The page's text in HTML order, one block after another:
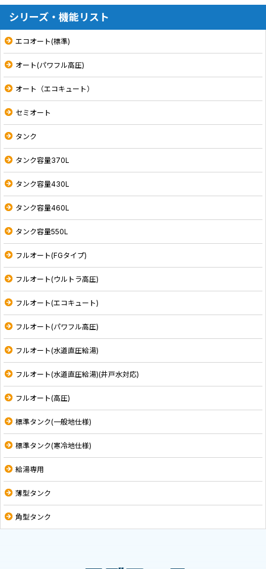
シリーズ・機能リスト
エコオート(標準)
オート(パワフル高圧)
オート（エコキュート）
セミオート
タンク
タンク容量370L
タンク容量430L
タンク容量460L
タンク容量550L
フルオート(FGタイプ)
フルオート(ウルトラ高圧)
フルオート(エコキュート)
フルオート(パワフル高圧)
フルオート(水道直圧給湯)
フルオート(水道直圧給湯)(井戸水対応)
フルオート(高圧)
標準タンク(一般地仕様)
標準タンク(寒冷地仕様)
給湯専用
薄型タンク
角型タンク